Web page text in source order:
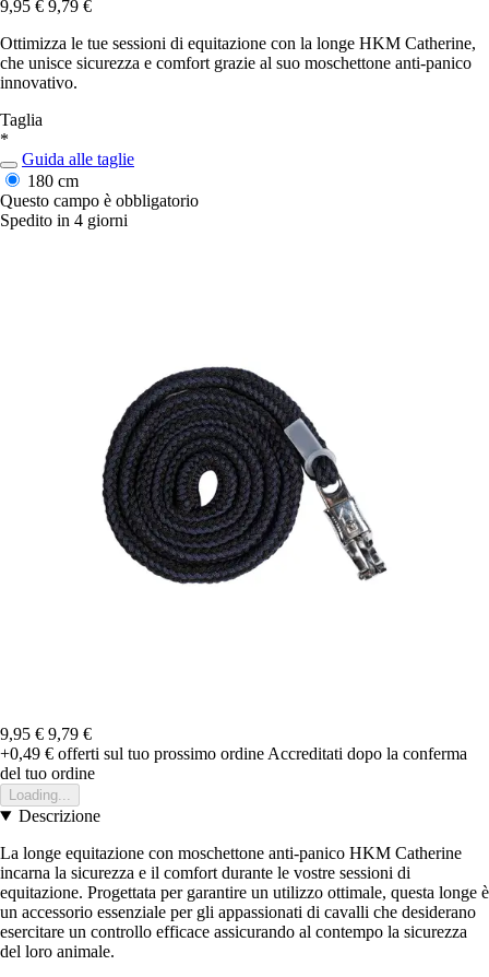
9,95 € 9,79 €
Ottimizza le tue sessioni di equitazione con la longe HKM Catherine,
che unisce sicurezza e comfort grazie al suo moschettone anti-panico
innovativo.
Taglia
*
Guida alle taglie
180 cm
Questo campo è obbligatorio
Spedito in 4 giorni
9,95 € 9,79 €
+0,49 € offerti sul tuo prossimo ordine Accreditati dopo la conferma
del tuo ordine
Loading...
Descrizione
La longe equitazione con moschettone anti-panico HKM Catherine
incarna la sicurezza e il comfort durante le vostre sessioni di
equitazione. Progettata per garantire un utilizzo ottimale, questa longe è
un accessorio essenziale per gli appassionati di cavalli che desiderano
esercitare un controllo efficace assicurando al contempo la sicurezza
del loro animale.